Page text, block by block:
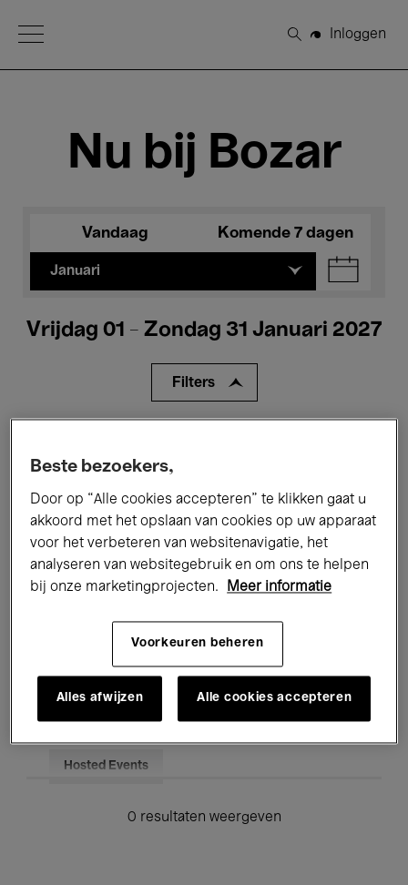
Open Menu
Zoeken
Inloggen
Nu bij Bozar
Vandaag Komende 7 dagen
Januari
Vrijdag 01 - Zondag 31 Januari 2027
Filters
Performances Lezingen & Debatten
Jazz Klassieke Muziek Global Music
Onderwijs Rondleidingen
Hosted Events
0 resultaten weergeven
Beste bezoekers,
Door op “Alle cookies accepteren” te klikken gaat u
akkoord met het opslaan van cookies op uw apparaat
voor het verbeteren van websitenavigatie, het
analyseren van websitegebruik en om ons te helpen
bij onze marketingprojecten.
Meer informatie
Voorkeuren beheren
Alles afwijzen Alle cookies accepteren